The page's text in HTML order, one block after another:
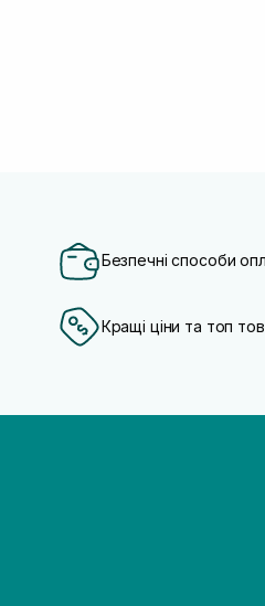
Безпечні способи
Кращі ціни та топ